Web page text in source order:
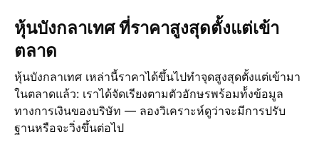
หุ้นบังกลาเทศ ที่ราคาสูงสุดตั้งแต่เข้า
ตลาด
หุ้นบังกลาเทศ เหล่านี้ราคาได้ขึ้นไปทำจุดสูงสุดตั้งแต่เข้ามา
ในตลาดแล้ว: เราได้จัดเรียงตามตัวอักษรพร้อมท้้งข้อมูล
ทางการเงินของบริษัท — ลองวิเคราะห์ดูว่าจะมีการปรับ
ฐานหรือจะวิ่งขึ้นต่อไป